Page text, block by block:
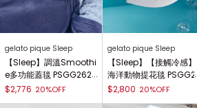
gelato pique Sleep
【Sleep】調溫Smoothi
e多功能蓋毯 PSGG2628
38
$2,776 20%OFF
gelato pique Sleep
【Sleep】【接觸冷感】
海洋動物提花毯 PSGG2
62835
$2,800 20%OFF